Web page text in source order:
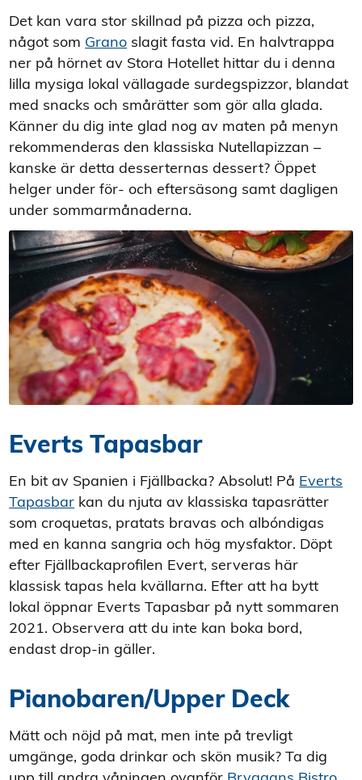
Det kan vara stor skillnad på pizza och pizza,
något som Grano slagit fasta vid. En halvtrappa
ner på hörnet av Stora Hotellet hittar du i denna
lilla mysiga lokal vällagade surdegspizzor, blandat
med snacks och smårätter som gör alla glada.
Känner du dig inte glad nog av maten på menyn
rekommenderas den klassiska Nutellapizzan –
kanske är detta desserternas dessert? Öppet
helger under för- och eftersäsong samt dagligen
under sommarmånaderna.
Everts Tapasbar
En bit av Spanien i Fjällbacka? Absolut! På Everts
Tapasbar kan du njuta av klassiska tapasrätter
som croquetas, pratats bravas och albóndigas
med en kanna sangria och hög mysfaktor. Döpt
efter Fjällbackaprofilen Evert, serveras här
klassisk tapas hela kvällarna. Efter att ha bytt
lokal öppnar Everts Tapasbar på nytt sommaren
2021. Observera att du inte kan boka bord,
endast drop-in gäller.
Pianobaren/Upper Deck
Mätt och nöjd på mat, men inte på trevligt
umgänge, goda drinkar och skön musik? Ta dig